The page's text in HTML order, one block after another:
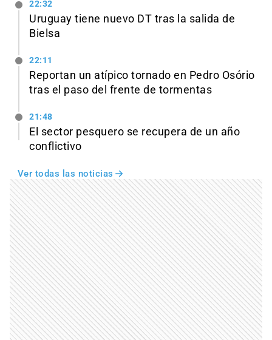
22:32
Uruguay tiene nuevo DT tras la salida de
Bielsa
22:11
Reportan un atípico tornado en Pedro Osório
tras el paso del frente de tormentas
21:48
El sector pesquero se recupera de un año
conflictivo
Ver todas las noticias